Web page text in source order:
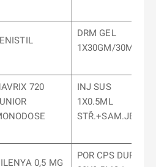
DRM GEL
1X30GM/30MG
720
INJ SUS
1X0.5ML
STŘ.+SAM.JEH.
0,5 MG
POR CPS DUR